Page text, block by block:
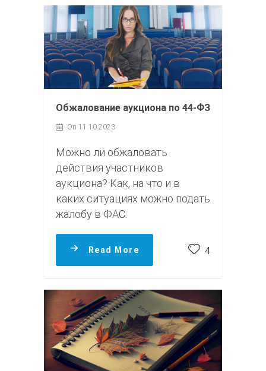
Обжалование аукциона по 44-ФЗ
On 11.10.2023
Можно ли обжаловать
действия участников
аукциона? Как, на что и в
каких ситуациях можно подать
жалобу в ФАС.
Read More 4